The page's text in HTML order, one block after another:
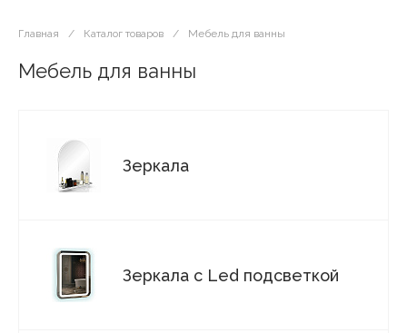
Главная / Каталог товаров / Мебель для ванны
Мебель для ванны
Зеркала
Зеркала с Led подсветкой